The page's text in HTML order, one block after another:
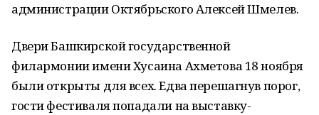
администрации Октябрьского Алексей Шмелев.
Двери Башкирской государственной
филармонии имени Хусаина Ахметова 18 ноября
были открыты для всех. Едва перешагнув порог,
гости фестиваля попадали на выставку-